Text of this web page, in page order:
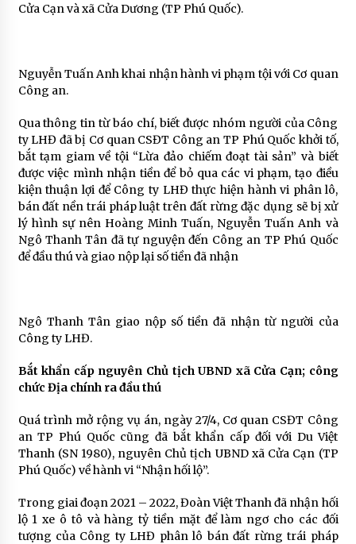
Cửa Cạn và xã Cửa Dương (TP Phú Quốc).
Nguyễn Tuấn Anh khai nhận hành vi phạm tội với Cơ quan
Công an.
Qua thông tin từ báo chí, biết được nhóm người của Công
ty LHĐ đã bị Cơ quan CSĐT Công an TP Phú Quốc khởi tố,
bắt tạm giam về tội “Lừa đảo chiếm đoạt tài sản” và biết
được việc mình nhận tiền để bỏ qua các vi phạm, tạo điều
kiện thuận lợi để Công ty LHĐ thực hiện hành vi phân lô,
bán đất nền trái pháp luật trên đất rừng đặc dụng sẽ bị xử
lý hình sự nên Hoàng Minh Tuấn, Nguyễn Tuấn Anh và
Ngô Thanh Tân đã tự nguyện đến Công an TP Phú Quốc
để đầu thú và giao nộp lại số tiền đã nhận
Ngô Thanh Tân giao nộp số tiền đã nhận từ người của
Công ty LHĐ.
Bắt khẩn cấp nguyên Chủ tịch UBND xã Cửa Cạn; công
chức Địa chính ra đầu thú
Quá trình mở rộng vụ án, ngày 27/4, Cơ quan CSĐT Công
an TP Phú Quốc cũng đã bắt khẩn cấp đối với Du Việt
Thanh (SN 1980), nguyên Chủ tịch UBND xã Cửa Cạn (TP
Phú Quốc) về hành vi “Nhận hối lộ”.
Trong giai đoạn 2021 – 2022, Đoàn Việt Thanh đã nhận hối
lộ 1 xe ô tô và hàng tỷ tiền mặt để làm ngơ cho các đối
tượng của Công ty LHĐ phân lô bán đất rừng trái pháp